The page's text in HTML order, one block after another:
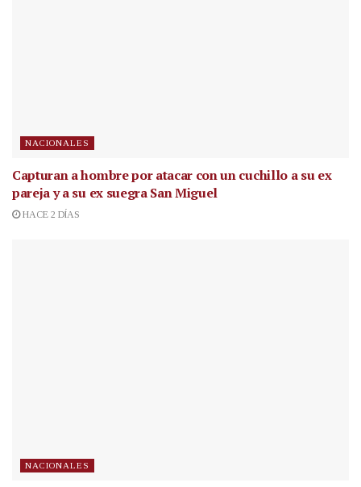
NACIONALES
Capturan a hombre por atacar con un cuchillo a su ex
pareja y a su ex suegra San Miguel
HACE 2 DÍAS
NACIONALES